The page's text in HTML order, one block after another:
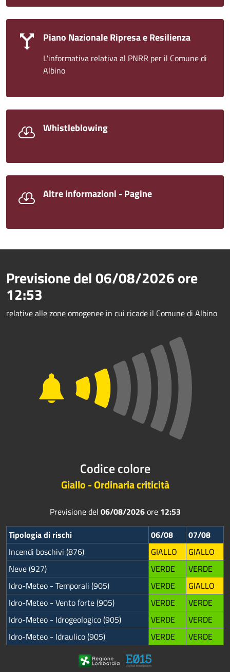
Piano Nazionale Ripresa e Resilienza
L'informativa relativa al PNRR per il Comune di
Albino
Whistleblowing
Altre informazioni - Pagine
Previsione del06/08/2026ore
12:53
relative alle zone omogenee in cui ricade il Comune di Albino
Codice colore
Giallo - Ordinaria criticità
Previsione del 06/08/2026ore 12:53
Tipologia di rischi
06/08
07/08
Incendi boschivi (876)
GIALLO
GIALLO
Neve (927)
VERDE
VERDE
Idro-Meteo - Temporali (905)
VERDE
GIALLO
Idro-Meteo - Vento forte (905)
VERDE
VERDE
Idro-Meteo - Idrogeologico (905)
VERDE
VERDE
Idro-Meteo - Idraulico (905)
VERDE VERDE